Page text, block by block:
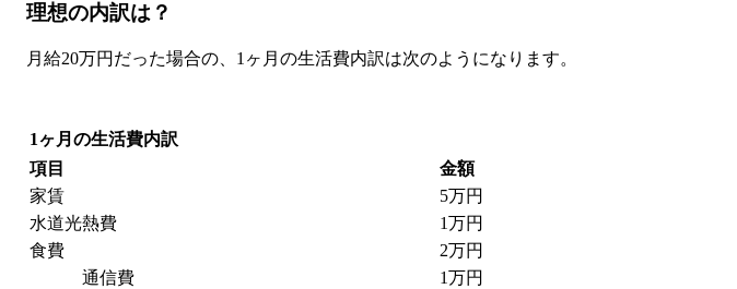
理想の内訳は？
月給20万円だった場合の、1ヶ月の生活費内訳は次のようになります。
1ヶ月の生活費内訳
項目
金額
家賃
5万円
水道光熱費
1万円
食費
2万円
通信費
1万円